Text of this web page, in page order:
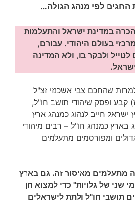
החגים לפי מנהג הגולה…
במדינת ישראל והתעלמות
בעולם היהודי. עבורם,
ולבקר בו, ולא המדינה
שהחכם צבי אשכנזי זצ"ל
קבע ופסק שיהודי תושב חו"ל,
חייב לנהוג כמנהג ארץ
בארץ כמנהג חו"ל – רבים מיהודי
ומפורסמים מתעלמים
מתעלמים מאיסור זה. גם בארץ
שני של גלויות" כדי למצוא חן
תושבי חו"ל ולתת לישראלים